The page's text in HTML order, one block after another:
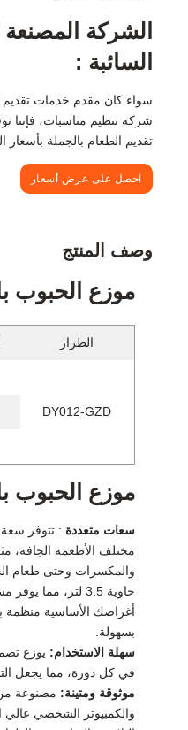
الشركة
السائبة :
سواء كان مقدم خدمات تقديم
شركة تنظيم مناسبات، فإننا
تقديم الطعام بالجملة بأسعار
احصل على عرض أسعار
وصف المنتج
موزع الحبوب
الطراز
DY012-GZD
موزع الحبوب
سعات متعددة
مختلف الأطعمة الجافة،
والمكسرات وحتى طعام
حاوية 3.5 لتر،
أغراضك الأساسية منظمة
بسهولة.
سهلة الاستخدام: يوزع
في كل دورة، مما يجعل
موثوقة ومتينة: مصنوعة من
والكمبيوتر الشخصي عالي